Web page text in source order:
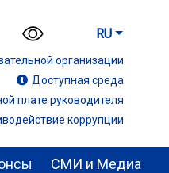
RU
организации
Доступная среда
плате руководителя
коррупции
СМИ и Медиа